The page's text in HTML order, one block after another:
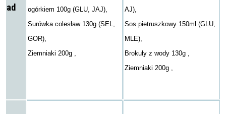
ad
ogórkiem 100g (GLU, JAJ),
Surówka colesław 130g (SEL,
GOR),
Ziemniaki 200g ,
AJ),
Sos pietruszkowy 150ml (GLU,
MLE),
Brokuły z wody 130g ,
Ziemniaki 200g ,